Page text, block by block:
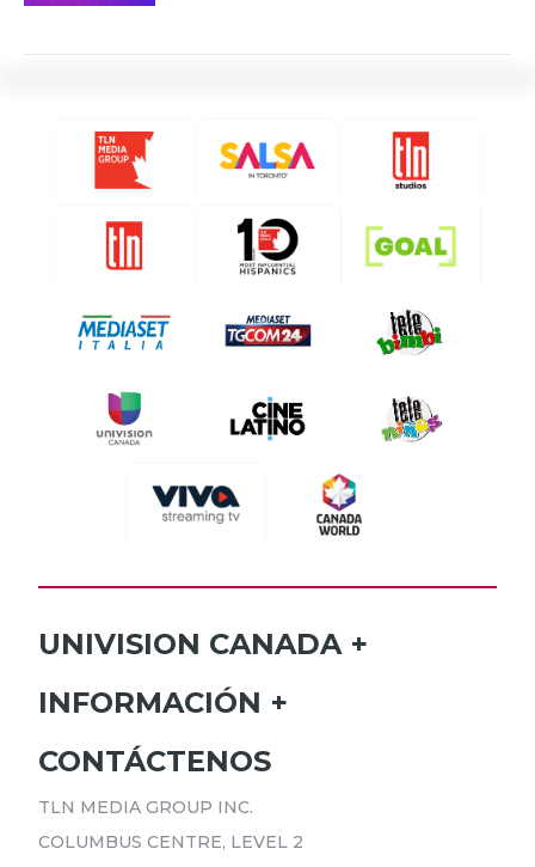
UNIVISION CANADA
INICIO
PROGRAMAS
INFORMACIÓN
SUSCRÍBETE
CARRERAS
POLÍTICA DE PRIVACIDAD
CONTÁCTENOS
TLN MEDIA GROUP INC.
COLUMBUS CENTRE, LEVEL 2